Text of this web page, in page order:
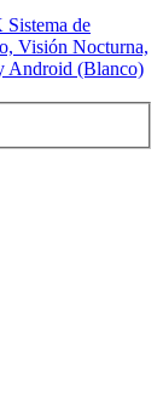
de
Visión Nocturna,
Android (Blanco)